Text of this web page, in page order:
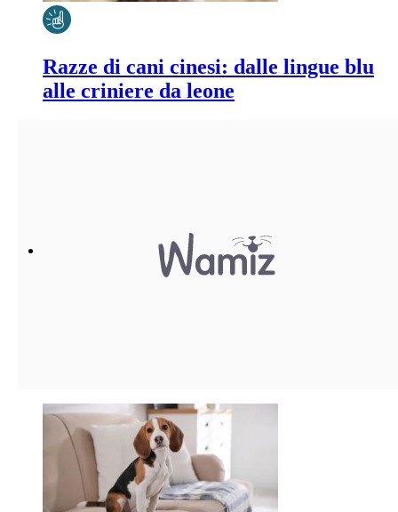
Razze di cani cinesi: dalle lingue blu
alle criniere da leone